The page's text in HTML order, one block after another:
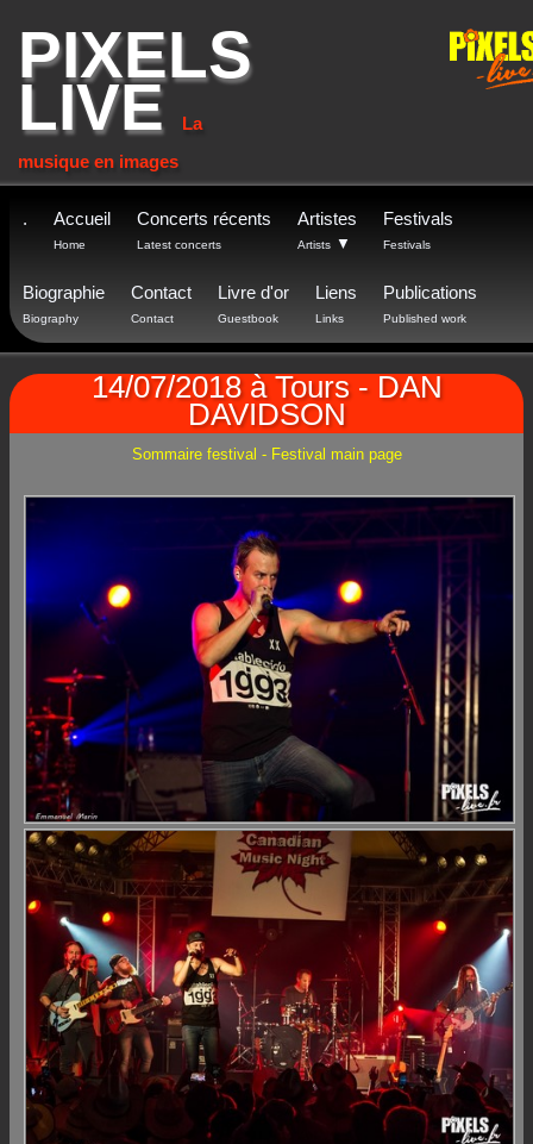
PIXELS
LIVELa
musique en images
. Accueil
Home
Concerts récents
Latest concerts
Artistes
Artists ▼
Festivals
Festivals
Biographie
Biography
Contact
Contact
Livre d'or
Guestbook
Liens
Links
Publications
Published work
14/07/2018 à Tours - DAN
DAVIDSON
Sommaire festival - Festival main page